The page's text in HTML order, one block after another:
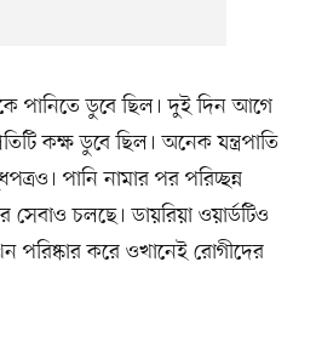
পানিতে ডুবে ছিল। দুই দিন আগে
কক্ষ ডুবে ছিল। অনেক যন্ত্রপাতি
পানি নামার পর পরিচ্ছন্ন
সেবাও চলছে। ডায়রিয়া ওয়ার্ডটিও
পরিষ্কার করে ওখানেই রোগীদের